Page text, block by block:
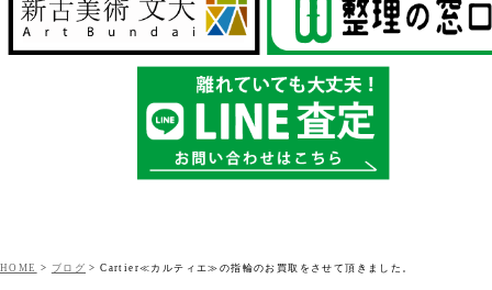
HOME > ブログ >Cartier≪カルティエ≫の指輪のお買取をさせて頂きました。